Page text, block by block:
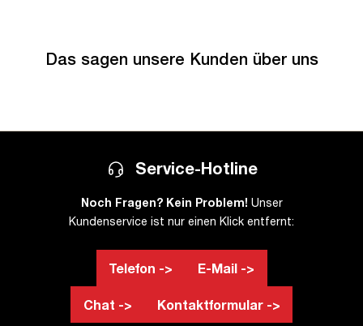
Das sagen unsere Kunden über uns
Service-Hotline
Noch Fragen? Kein Problem! Unser
Kundenservice ist nur einen Klick entfernt:
Telefon -> E-Mail ->
Chat -> Kontaktformular ->